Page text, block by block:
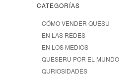
CATEGORÍAS
CÓMO VENDER QUESU
EN LAS REDES
EN LOS MEDIOS
QUESERU POR EL MUNDO
QURIOSIDADES